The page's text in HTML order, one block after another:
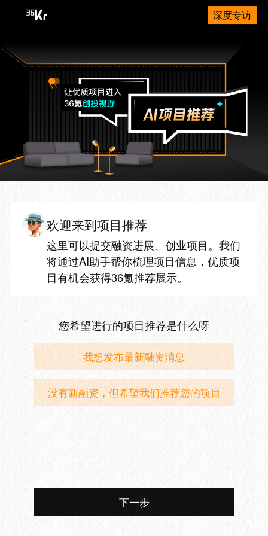
深度专访
欢迎来到项目推荐
这里可以提交融资进展、创业项目。我们
将通过AI助手帮你梳理项目信息，优质项
目有机会获得36氪推荐展示。
您希望进行的项目推荐是什么呀
我想发布最新融资消息
没有新融资，但希望我们推荐您的项目
下一步